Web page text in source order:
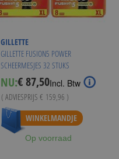
GILLETTE
GILLETTE FUSION5 POWER
SCHEERMESJES 32 STUKS
NU:Special
Price
€ 87,50Incl. Btw
( ADVIESPRIJS € 159,96 )
WINKELMANDJE
Op voorraad